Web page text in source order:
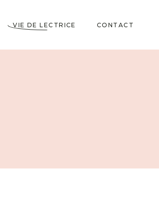
VIE DE LECTRICE
moi
CONTACT